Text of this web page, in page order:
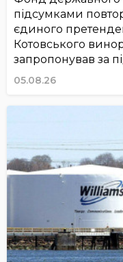
підсумками
єдиного
Котовського
запропонував за
05.08.26